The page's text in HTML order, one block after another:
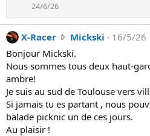
d
e
B
a
O
w
n
24/6/26
X-Racer Mickski X
R
c
e
r
a
16/5/26
Bonjour Mickski.
Nous sommes tous deux haut-
ambre!
Je suis au sud de Toulouse vers
Si jamais tu es partant , nous
balade picknic un de ces jours.
Au plaisir !